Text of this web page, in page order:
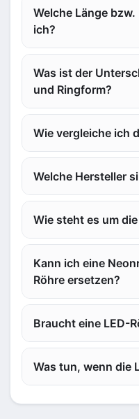
Welche Länge
ich?
Was ist der
und Ringform?
Wie vergleiche ich
Welche Hersteller
Wie steht es um
Kann ich eine
Röhre ersetzen?
Braucht eine LED-
Was tun, wenn die